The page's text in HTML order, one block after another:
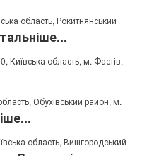
область, Рокитнянський
Київська область, м. Фастів,
Обухівський район, м.
область, Вишгородський